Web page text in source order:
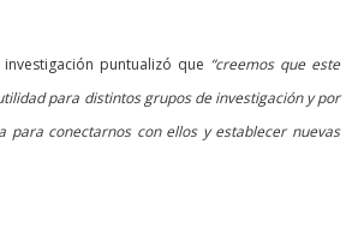
puntualizó que “creemos que este
para distintos grupos de investigación y por
para conectarnos con ellos y establecer nuevas